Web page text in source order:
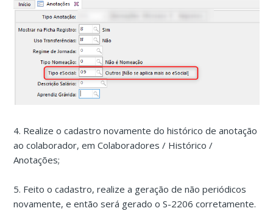
4. Realize o cadastro novamente do histórico de anotação
ao colaborador, em Colaboradores / Histórico /
Anotações;
5. Feito o cadastro, realize a geração de não periódicos
novamente, e então será gerado o S-2206 corretamente.